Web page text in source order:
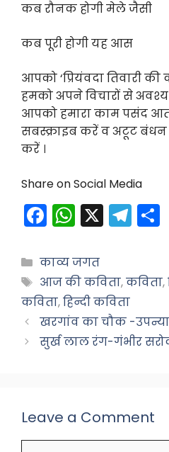
कब रौनक होगी मेले जैसी
कब पूरी होगी यह आस
आपको ‘प्रियंवदा तिवारी
हमको अपने विचारों से
आपको हमारा काम पसंद
सबस्क्राइब करें व अटूट
करें ।
Share on Social Media
F
c
e
b
o
o
W
a
ts
A
p
p
X T
gr
m
Categories
काव्य जगत
Tags
आज की कविता,कविता,
कविता,हिन्दी कविता
खरगांव का चौक -
सुर्ख लाल रंग-गंभीर
Leave a Comment